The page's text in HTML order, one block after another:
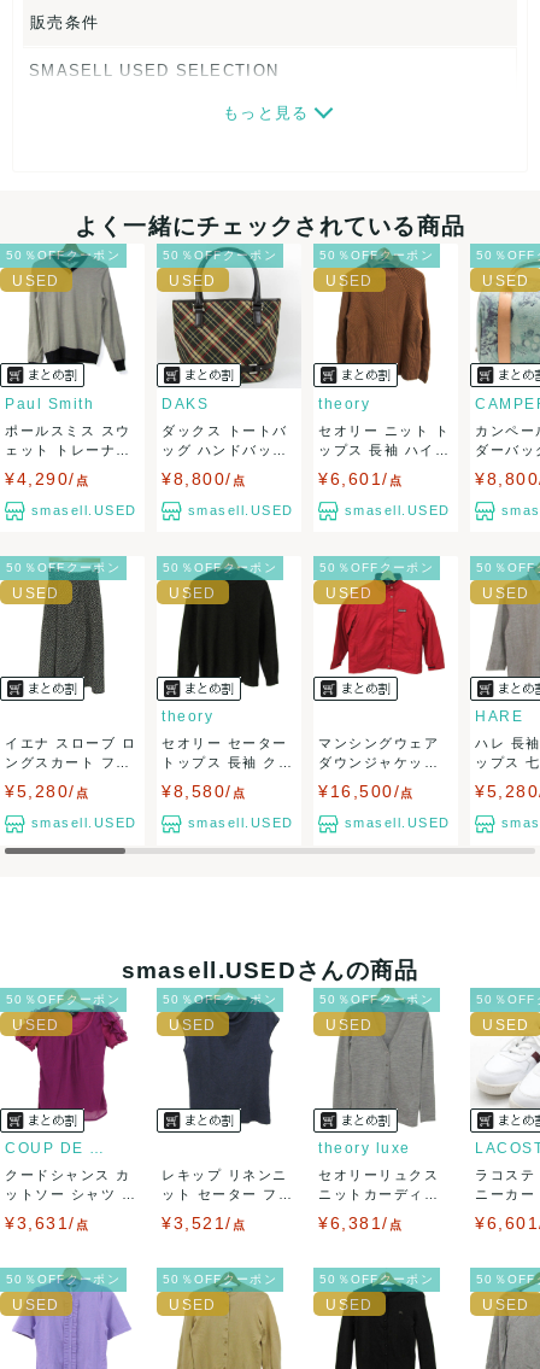
【 商品札 】
なし
販売条件
SMASELL USED SELECTION
画像ダウンロードなので、転売にも最適♪
ネコポスの場合は日時指定ができませんので、ご了承下さい
ませ。
USED品に関しましては、見る方によって状態の価値観が異な
りますので、トラブルを避けるため、神経質な方や完璧な商
品を求められる方は御購入をお控えください。
また商品には細心の注意をはらっておりますが、何かござい
い致します。対応できることがあれば、誠意をもって対応致
します。
また並行輸入品もございますので、真贋方法などお答えでき
ない場合もございます。
万が一、購入後に偽造品等が発覚しましたら、返品・返金に
て対応致しますので、ご連絡お願い致します。
出荷
送料： ¥1,650 (見込み)
送料表を確認する
出荷目安：5営業日以内
出荷予定日：なるべく最短で発送致します。
兵庫県から出荷
もっと見る
よく一緒にチェックされている商品
50％OFFクーポン
Paul Smith
ポールスミス スウ
ェット トレーナー
¥4,290/ 点
smasell.USED
50％OFFクーポン
DAKS
ダックス トートバ
ッグ ハンドバッグ
¥8,800/ 点
smasell.USED
50％OFFクーポン
theory
セオリー ニット ト
ップス 長袖 ハイネ
¥6,601/ 点
smasell.USED
50％OFF
カンペー
ダーバッ
50％OFFクーポン
イエナ スローブ ロ
ングスカート フレ
ア ボトムス...
¥5,280/ 点
smasell.USED
50％OFFクーポン
theory
セオリー セーター
トップス 長袖 クル
ーネック ...
¥8,580/ 点
smasell.USED
50％OFFクーポン
マンシングウェア
ダウンジャケット
ジャンパー リ...
¥16,500/点
smasell.USED
50％OFF
HARE
ハレ 長
ップス
ンボー
smasell.USEDさんの商品
50％OFFクーポン
COUP DE CHANCE
クードシャンス カ
ットソー シャツ 半
¥3,631/ 点
50％OFFクーポン
レキップ リネンニ
ット セーター フレ
¥3,521/ 点
50％OFFクーポン
theory luxe
セオリーリュクス
ニットカーディガ
¥6,381/ 点
50％OFF
ラコステ
ニーカ
50％OFFクーポン 50％OFFクーポン 50％OFFクーポン 50％OFF